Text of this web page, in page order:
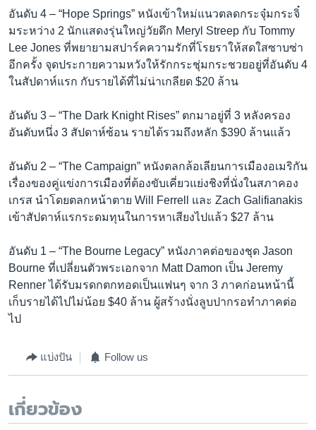
อันดับ 4 – “Hope Springs” หนังเข้าใหม่แนวตลดกระจุ๋มกระจิ๋
มระหว่าง 2 นักแสดงรุ่นใหญ่วัยดึก Meryl Streep กับ Tommy
Lee Jones ที่พยายามสปาร์คความรักที่โรยราให้สดใสซาบซ่า
อีกครั้ง จุดประกายความหวังให้รักกระชุ่มกระชวยอยู่ที่อันดับ 4
ในสัปดาห์แรก กับรายได้ที่ไม่น่าเกลียด $20 ล้าน
อันดับ 3 – “The Dark Knight Rises” ตกมาอยู่ที่ 3 หลังครอง
อันดับหนึ่ง 3 สัปดาห์ซ้อน รายได้รวมถึงหลัก $390 ล้านแล้ว
อันดับ 2 – “The Campaign” หนังตลกล้อเลียนการเมืองอเมริกัน
เรื่องของคู่แข่งการเมืองที่ต้องขับเคี่ยวแย่งชิงที่นั่งในสภาคอง
เกรส นำโดยตลกหน้าตาย Will Ferrell และ Zach Galifianakis
เข้าสัปดาห์แรกระดมทุนในการหาเสียงไปแล้ว $27 ล้าน
อันดับ 1 – “The Bourne Legacy” หนังภาคต่อของชุด Jason
Bourne ที่เปลี่ยนตัวพระเอกจาก Matt Damon เป็น Jeremy
Renner ได้รับมรดกตกทอดเป็นแฟนๆ จาก 3 ภาคก่อนหน้านี้
เก็บรายได้ไปไม่น้อย $40 ล้าน ผู้สร้างนั่งลูบปากรอทำภาคต่อ
ไป
แบ่งปัน Follow us
เกี่ยวข้อง